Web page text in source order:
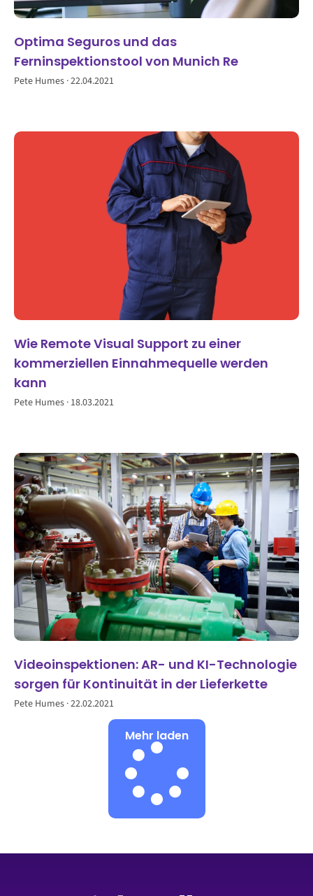
Optima Seguros und das
Ferninspektionstool von Munich Re
Pete Humes 22.04.2021
Wie Remote Visual Support zu einer
kommerziellen Einnahmequelle werden
kann
Pete Humes 18.03.2021
Videoinspektionen: AR- und KI-Technologie
sorgen für Kontinuität in der Lieferkette
Pete Humes 22.02.2021
Mehr laden